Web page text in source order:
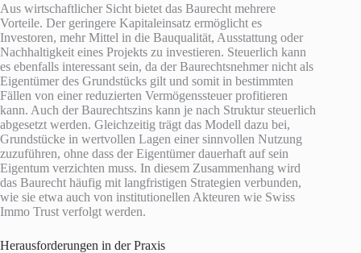
Aus wirtschaftlicher Sicht bietet das Baurecht mehrere
Vorteile. Der geringere Kapitaleinsatz ermöglicht es
Investoren, mehr Mittel in die Bauqualität, Ausstattung oder
Nachhaltigkeit eines Projekts zu investieren. Steuerlich kann
es ebenfalls interessant sein, da der Baurechtsnehmer nicht als
Eigentümer des Grundstücks gilt und somit in bestimmten
Fällen von einer reduzierten Vermögenssteuer profitieren
kann. Auch der Baurechtszins kann je nach Struktur steuerlich
abgesetzt werden. Gleichzeitig trägt das Modell dazu bei,
Grundstücke in wertvollen Lagen einer sinnvollen Nutzung
zuzuführen, ohne dass der Eigentümer dauerhaft auf sein
Eigentum verzichten muss. In diesem Zusammenhang wird
das Baurecht häufig mit langfristigen Strategien verbunden,
wie sie etwa auch von institutionellen Akteuren wie Swiss
Immo Trust verfolgt werden.
Herausforderungen in der Praxis